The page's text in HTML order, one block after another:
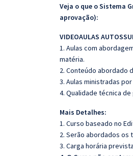
Veja o que o Sistema
aprovação):
VIDEOAULAS
1. Aulas com
matéria.
2. Conteúdo abordado
3. Aulas ministradas
4. Qualidade técnica
Mais Detalhes:
1. Curso baseado no
2. Serão abordados
3. Carga horária